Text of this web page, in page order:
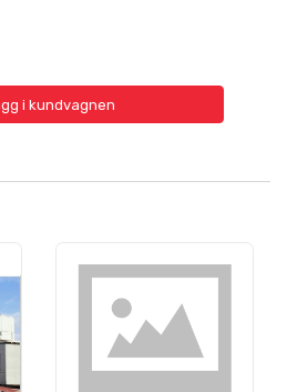
i kundvagnen